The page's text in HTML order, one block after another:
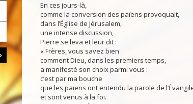
En ces jours-là,
comme la conversion des païens provoquait,
dans l’Église de Jérusalem,
une intense discussion,
Pierre se leva et leur dit :
« Frères, vous savez bien
comment Dieu, dans les premiers temps,
a manifesté son choix parmi vous :
c’est par ma bouche
que les païens ont entendu la parole de
et sont venus à la foi.